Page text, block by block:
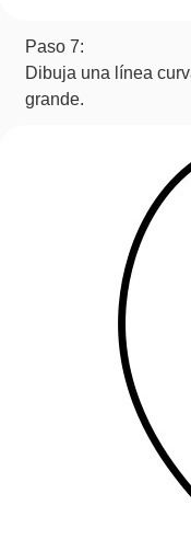
Paso 7:
Dibuja una línea
grande.